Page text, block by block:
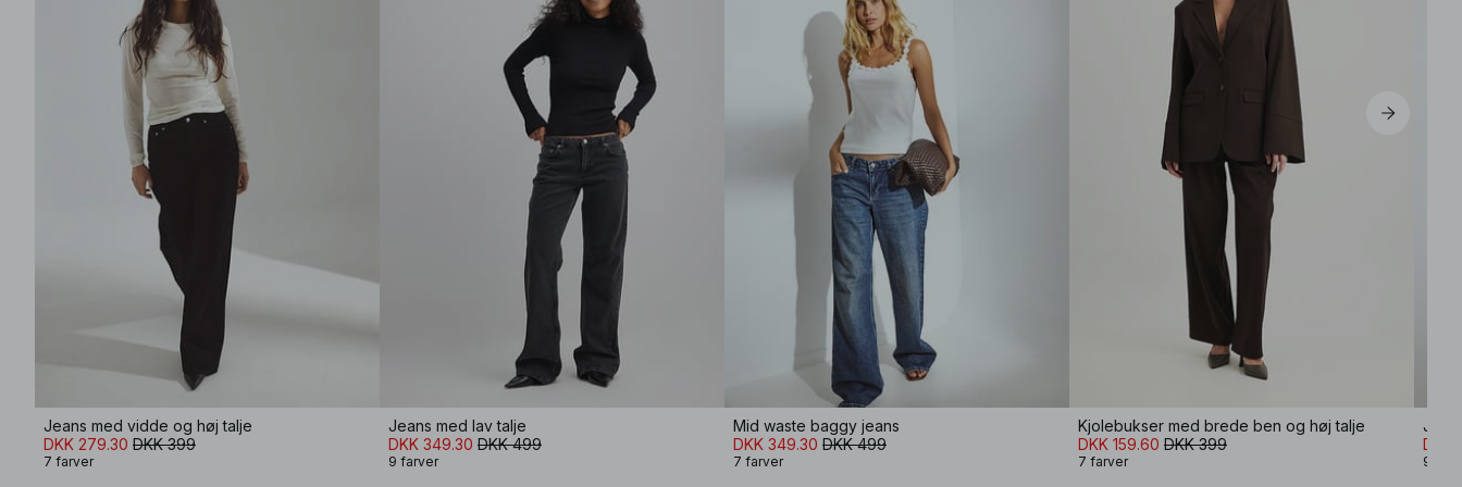
Jeans med vidde og høj talje
DKK 279.30 DKK 399
7 farver
Jeans med lav talje
DKK 349.30 DKK 499
9 farver
Mid waste baggy jeans
DKK 349.30 DKK 499
7 farver
Kjolebukser med brede ben og høj talje
DKK 159.60 DKK 399
7 farver
DKK
9